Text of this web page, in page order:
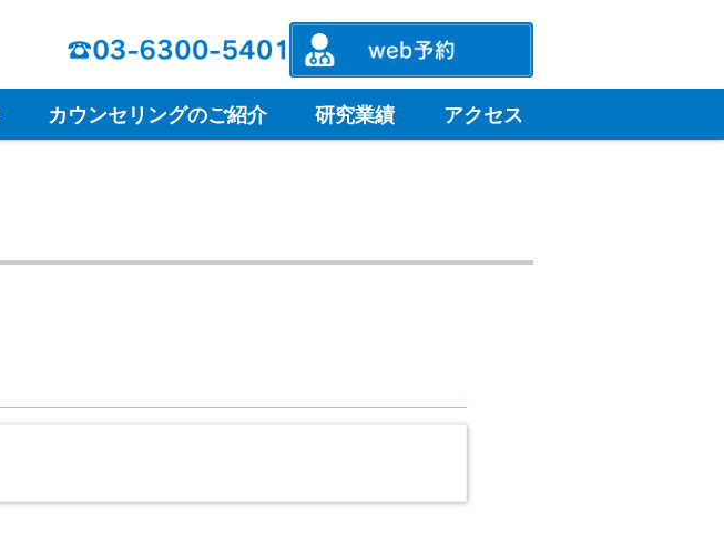
カウンセリングのご紹介 研究業績 アクセス